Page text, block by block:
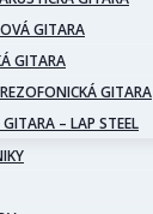
GITARA
GITARA
GITARA
GITARA – LAP STEEL